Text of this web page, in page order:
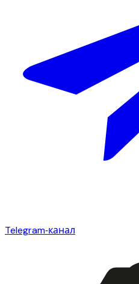
Telegram‑канал